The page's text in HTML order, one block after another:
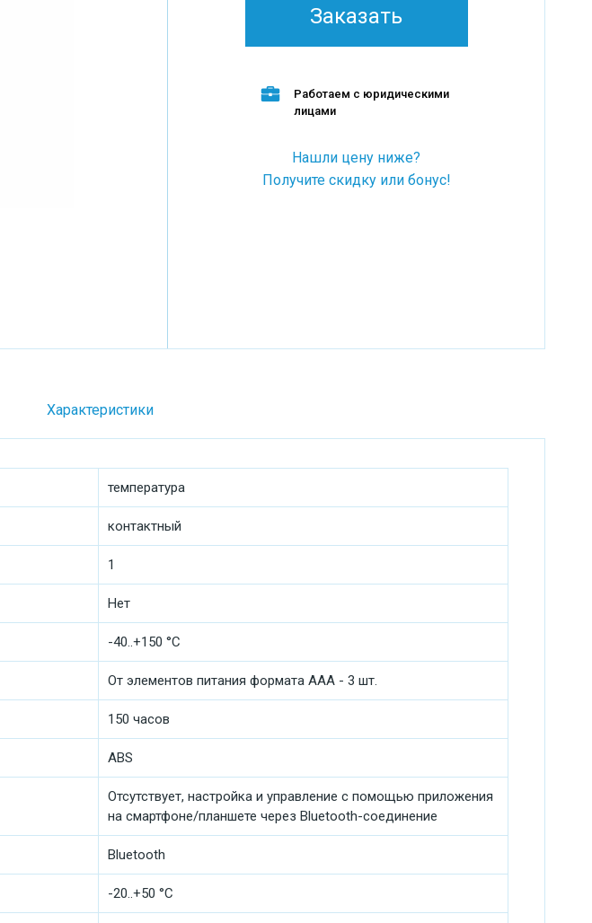
Заказать
Работаем с юридическими
лицами
Нашли цену ниже?
Получите скидку или бонус!
Характеристики
температура
контактный
1
Нет
-40..+150 °C
От элементов питания формата ААА - 3 шт.
150 часов
ABS
Отсутствует, настройка и управление с помощью приложения
на смартфоне/планшете через Bluetooth-соединение
Bluetooth
-20..+50 °C